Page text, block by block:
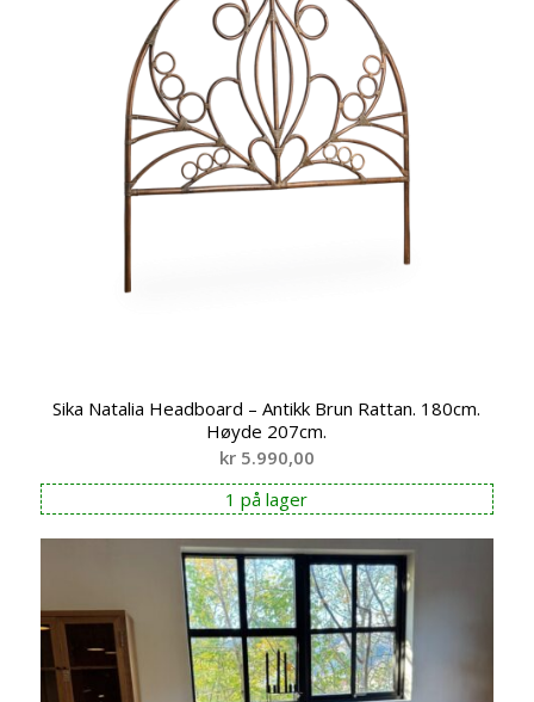
Sika Natalia Headboard – Antikk Brun Rattan. 180cm.
Høyde 207cm.
kr5.990,00
1 på lager